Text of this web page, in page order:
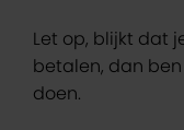
Let op, blijkt dat
betalen, dan
doen.